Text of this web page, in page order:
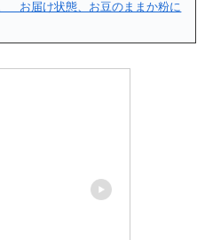
お届け状態、お豆のままか粉に